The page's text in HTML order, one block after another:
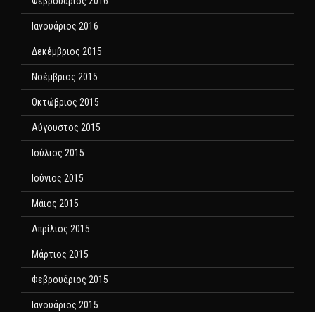
Ιανουάριος 2016
Δεκέμβριος 2015
Νοέμβριος 2015
Οκτώβριος 2015
Αύγουστος 2015
Ιούλιος 2015
Ιούνιος 2015
Μάιος 2015
Απρίλιος 2015
Μάρτιος 2015
Φεβρουάριος 2015
Ιανουάριος 2015